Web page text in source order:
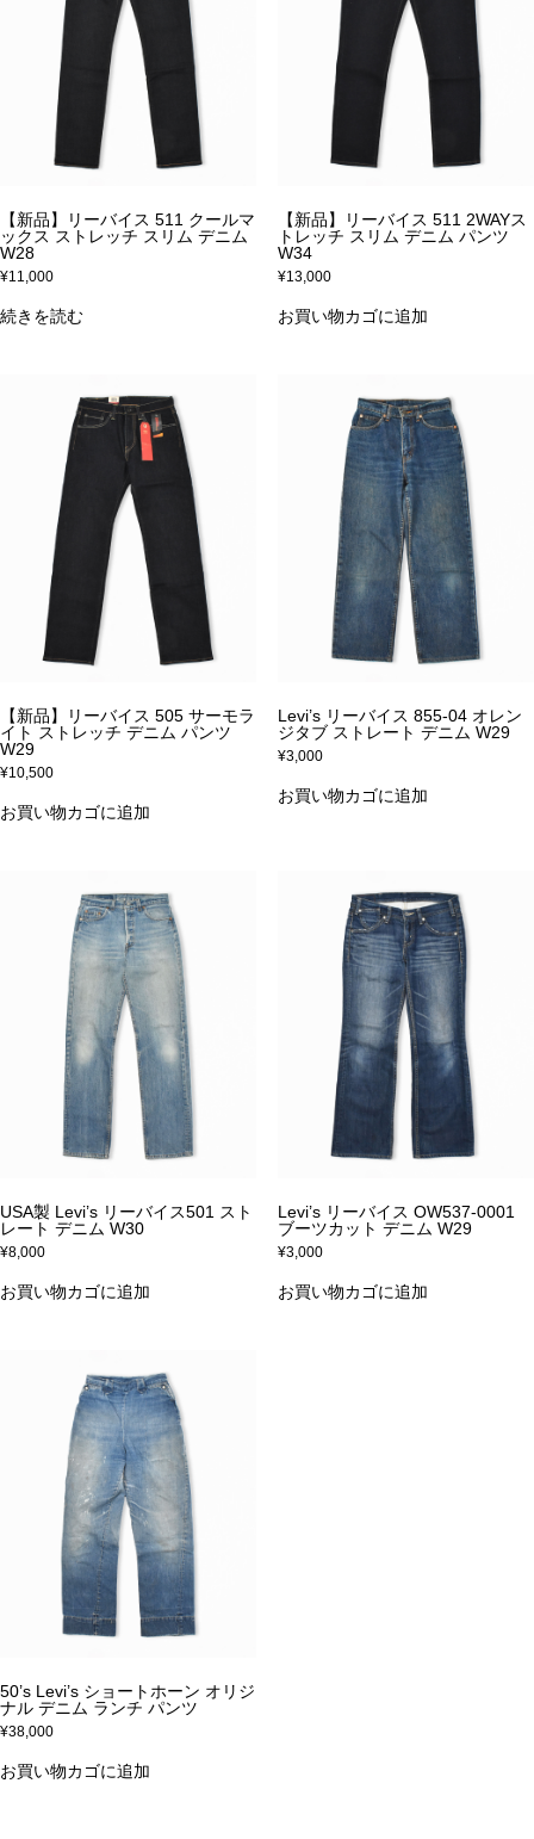
【新品】リーバイス 511 クールマ
ックス ストレッチ スリム デニム
W28
¥11,000
続きを読む
【新品】リーバイス 511 2WAYス
トレッチ スリム デニム パンツ
W34
¥13,000
お買い物カゴに追加
【新品】リーバイス 505 サーモラ
イト ストレッチ デニム パンツ
W29
¥10,500
お買い物カゴに追加
Levi’s リーバイス 855-04 オレン
ジタブ ストレート デニム W29
¥3,000
お買い物カゴに追加
USA製 Levi’s リーバイス501 スト
レート デニム W30
¥8,000
お買い物カゴに追加
Levi’s リーバイス OW537-0001
ブーツカット デニム W29
¥3,000
お買い物カゴに追加
50’s Levi’s ショートホーン オリジ
ナル デニム ランチ パンツ
¥38,000
お買い物カゴに追加